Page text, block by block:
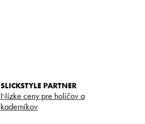
SLICKSTYLE PARTNER
Nízke ceny pre holičov a
kaderníkov